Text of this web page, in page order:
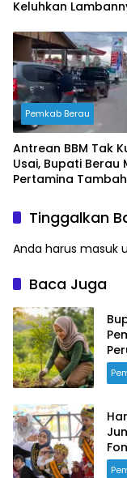
Keluhkan
Pemkab Berau
Antrean BBM Tak
Usai, Bupati Berau
Pertamina Tambah
Tinggalkan
Anda harus masuk
Baca Juga